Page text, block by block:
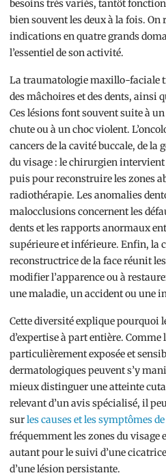
besoins très variés, tantôt
bien souvent les deux à la fois.
indications en quatre grands
l’essentiel de son activité.
La traumatologie maxillo-faciale
des mâchoires et des dents, ainsi
Ces lésions font souvent suite à
chute ou à un choc violent.
cancers de la cavité buccale, de la
du visage : le chirurgien
puis pour reconstruire les zones
radiothérapie. Les anomalies
malocclusions concernent les
dents et les rapports anormaux
supérieure et inférieure. Enfin, la
reconstructrice de la face réunit
modifier l’apparence ou à
une maladie, un accident ou une
Cette diversité explique pourquoi
d’expertise à part entière. Comme
particulièrement exposée et
dermatologiques peuvent s’y
mieux distinguer une atteinte
relevant d’un avis spécialisé, il
surles causes et les symptômes de
fréquemment les zones du visage
autant pour le suivi d’une
d’une lésion persistante.